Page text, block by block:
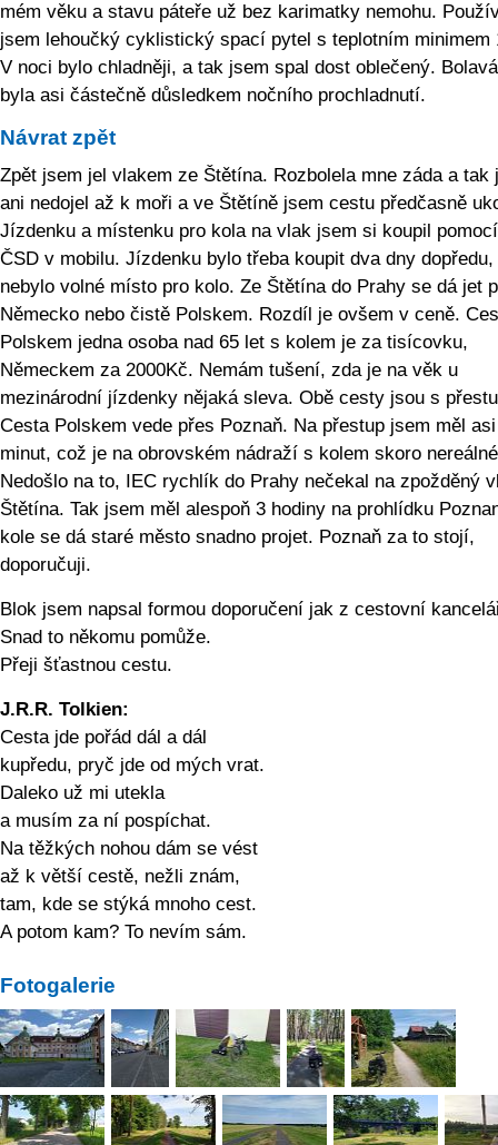
mém věku a stavu páteře už bez karimatky nemohu.
jsem lehoučký cyklistický spací pytel s teplotním minimem
V noci bylo chladněji, a tak jsem spal dost oblečený.
byla asi částečně důsledkem nočního prochladnutí.
Návrat zpět
Zpět jsem jel vlakem ze Štětína. Rozbolela mne záda a tak
ani nedojel až k moři a ve Štětíně jsem cestu předčasně
Jízdenku a místenku pro kola na vlak jsem si koupil
ČSD v mobilu. Jízdenku bylo třeba koupit dva dny
nebylo volné místo pro kolo. Ze Štětína do Prahy se dá jet
Německo nebo čistě Polskem. Rozdíl je ovšem v ceně.
Polskem jedna osoba nad 65 let s kolem je za tisícovku,
Německem za 2000Kč. Nemám tušení, zda je na věk u
mezinárodní jízdenky nějaká sleva. Obě cesty jsou s
Cesta Polskem vede přes Poznaň. Na přestup jsem měl
minut, což je na obrovském nádraží s kolem skoro
Nedošlo na to, IEC rychlík do Prahy nečekal na zpožděný
Štětína. Tak jsem měl alespoň 3 hodiny na prohlídku
kole se dá staré město snadno projet. Poznaň za to stojí,
doporučuji.
Blok jsem napsal formou doporučení jak z cestovní
Snad to někomu pomůže.
Přeji šťastnou cestu.
J.R.R. Tolkien:
Cesta jde pořád dál a dál
kupředu, pryč jde od mých vrat.
Daleko už mi utekla
a musím za ní pospíchat.
Na těžkých nohou dám se vést
až k větší cestě, nežli znám,
tam, kde se stýká mnoho cest.
A potom kam? To nevím sám.
Fotogalerie